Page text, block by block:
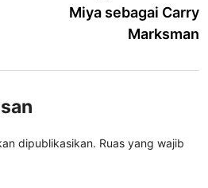
Miya sebagai Carry
Marksman
dipublikasikan. Ruas yang wajib